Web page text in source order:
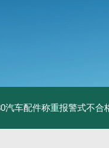
汽车配件称重报警式不合